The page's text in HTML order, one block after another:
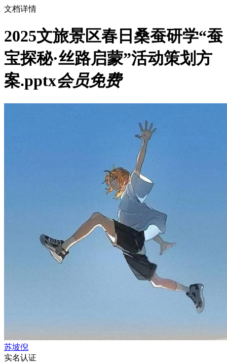
文档详情
2025文旅景区春日桑蚕研学“蚕
宝探秘·丝路启蒙”活动策划方
案.pptx会员免费
苏坡倪
实名认证